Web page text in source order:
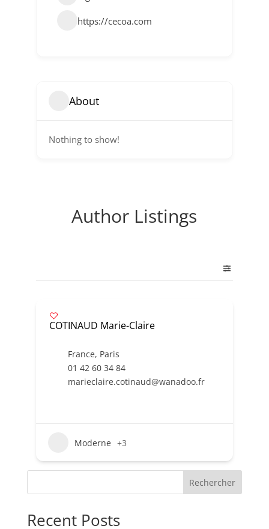
https://cecoa.com
About
Nothing to show!
Author Listings
COTINAUD Marie-Claire
France, Paris
01 42 60 34 84
marieclaire.cotinaud@wanadoo.fr
Moderne +3
Rechercher
Recent Posts